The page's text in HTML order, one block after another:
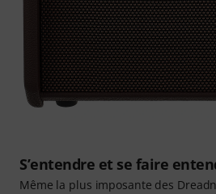
S’entendre et se faire
Même la plus imposante des